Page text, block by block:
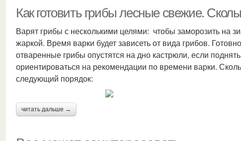
Как готовить грибы лесные свежие.
Варят грибы с несколькими целями: чтобы заморозить на
жаркой. Время варки будет зависеть от вида грибов.
отваренные грибы опустятся на дно кастрюли, если
ориентироваться на рекомендации по времени варки.
следующий порядок:
читать дальше →